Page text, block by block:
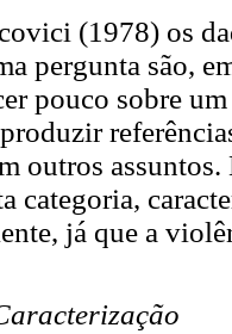
(1978) os
pergunta são,
pouco sobre
outros assuntos.
categoria,
já que a